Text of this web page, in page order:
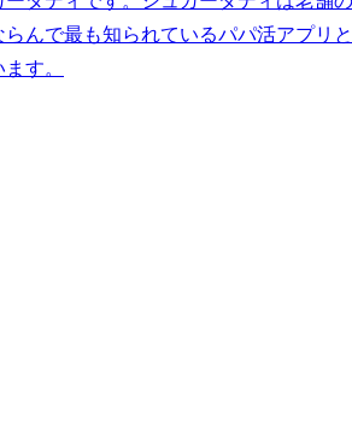
んで最も知られているパパ活アプリ
す。